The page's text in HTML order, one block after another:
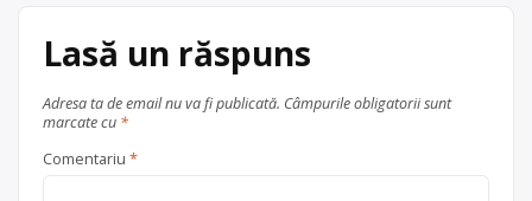
Lasă un răspuns
Adresa ta de email nu va fi publicată. Câmpurile obligatorii sunt
marcate cu *
Comentariu *